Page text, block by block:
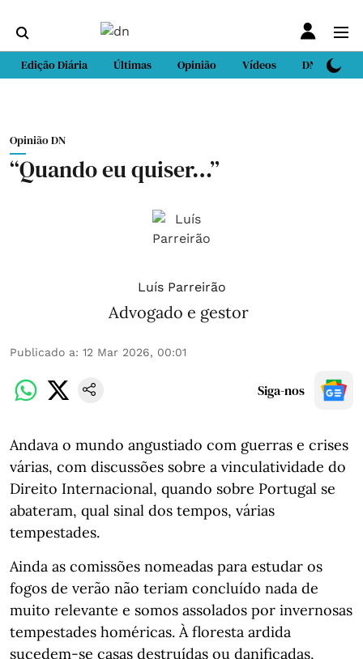
Edição Diária Últimas Opinião Vídeos DN Sport
Opinião DN
“Quando eu quiser…”
Luís Parreirão
Advogado e gestor
Publicado a: 12 Mar 2026, 00:01
Siga-nos
Andava o mundo angustiado com guerras e crises
várias, com discussões sobre a vinculatividade do
Direito Internacional, quando sobre Portugal se
abateram, qual sinal dos tempos, várias
tempestades.
Ainda as comissões nomeadas para estudar os
fogos de verão não teriam concluído nada de
muito relevante e somos assolados por invernosas
tempestades homéricas. À floresta ardida
sucedem-se casas destruídas ou danificadas,